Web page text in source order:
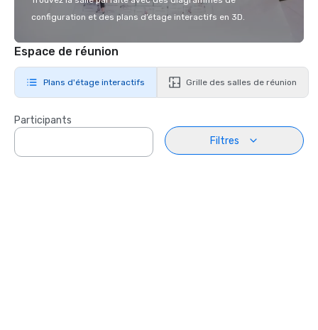
configuration et des plans d’étage interactifs en 3D.
Espace de réunion
Plans d'étage interactifs Grille des salles de réunion
Participants
Filtres